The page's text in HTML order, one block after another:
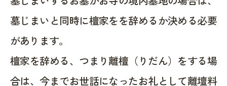
墓じまいと同時に檀家をを辞めるか決める必要
があります。
檀家を辞める、つまり離檀（りだん）をする場
合は、今までお世話になったお礼として離壇料